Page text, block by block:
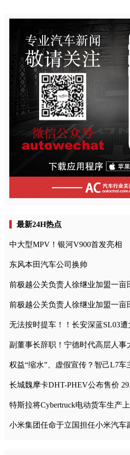
最新24H热点
中大型MPV！银河V900首发亮相
东风本田汽车公司换帅
前极越公关负责人徐继业加盟一亩
前极越公关负责人徐继业加盟一亩
无法按时提车！！长安深蓝SL03
副董事长辞职！宁德时代高层人事
权益“缩水”、虚假宣传？智己L7车
长城魏摩卡DHT-PHEV公布售价
特斯拉将Cybertruck电动货车生产